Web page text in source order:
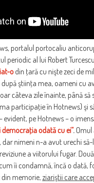
portalul portocaliu
periodic al lui Robert
odin ţară cu nişte zeci de
ştiinţa mea, oameni cu
câteva zile înainte, până să
participaţie în Hotnews) şi
evident, pe Hotnews – o
odată cu ei”. Omul
nimeni n-a avut urechi
a viitorului fugar.
îi condamnă, încă o dată,
din memorie, ziariştii care